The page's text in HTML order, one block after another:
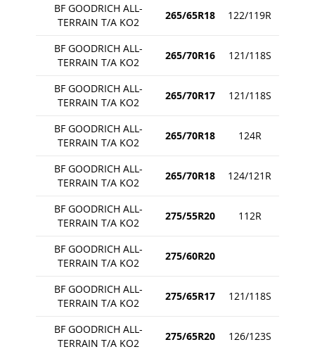
BF GOODRICH ALL-
TERRAIN T/A KO2
265/65R18 122/119R
BF GOODRICH ALL-
TERRAIN T/A KO2
265/70R16 121/118S
BF GOODRICH ALL-
TERRAIN T/A KO2
265/70R17 121/118S
BF GOODRICH ALL-
TERRAIN T/A KO2
265/70R18 124R
BF GOODRICH ALL-
TERRAIN T/A KO2
265/70R18 124/121R
BF GOODRICH ALL-
TERRAIN T/A KO2
275/55R20 112R
BF GOODRICH ALL-
TERRAIN T/A KO2
275/60R20
BF GOODRICH ALL-
TERRAIN T/A KO2
275/65R17 121/118S
BF GOODRICH ALL-
TERRAIN T/A KO2
275/65R20 126/123S